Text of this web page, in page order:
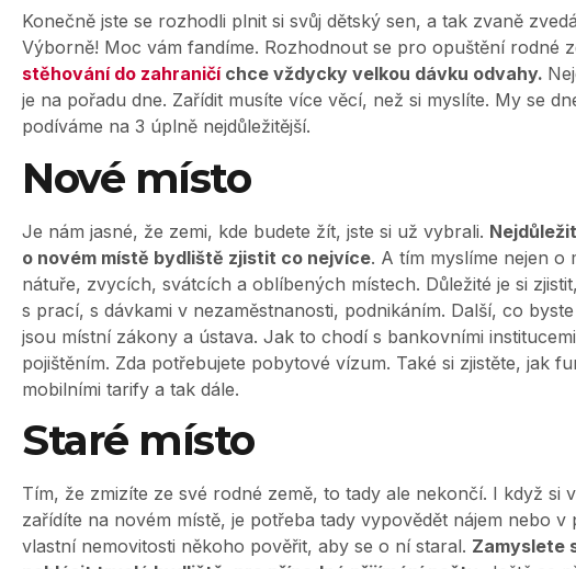
Konečně jste se rozhodli plnit si svůj dětský sen, a tak zvaně
Výborně! Moc vám fandíme. Rozhodnout se pro opuštění rodné
stěhování do zahraničíchce vždycky velkou dávku odvahy.
je na pořadu dne. Zařídit musíte více věcí, než si myslíte. My se
podíváme na 3 úplně nejdůležitější.
Nové místo
Je nám jasné, že zemi, kde budete žít, jste si už vybrali.
o novém místě bydliště zjistit co nejvíce. A tím myslíme nejen o
nátuře, zvycích, svátcích a oblíbených místech. Důležité je si
s prací, s dávkami v nezaměstnanosti, podnikáním. Další, co
jsou místní zákony a ústava. Jak to chodí s bankovními
pojištěním. Zda potřebujete pobytové vízum. Také si zjistěte, jak
mobilními tarify a tak dále.
Staré místo
Tím, že zmizíte ze své rodné země, to tady ale nekončí. I když si
zařídíte na novém místě, je potřeba tady vypovědět nájem nebo v
vlastní nemovitosti někoho pověřit, aby se o ní staral. Zamyslete